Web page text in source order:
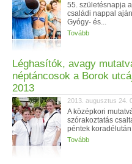
55. születésnapja
családi nappal
Gyógy- és...
Tovább
Léghasítók, avagy
néptáncosok a Borok
2013
2013. augusztus 24.
A középkori
szórakoztatás
péntek koradélután
Tovább